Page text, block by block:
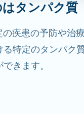
タンパク質
の疾患の予防や治
る特定のタンパク
きます。